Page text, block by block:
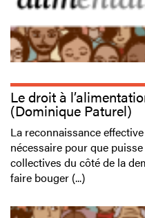
Le droit à
(Dominique Paturel)
La reconnaissance
nécessaire pour que
collectives du côté de la
faire bouger (...)